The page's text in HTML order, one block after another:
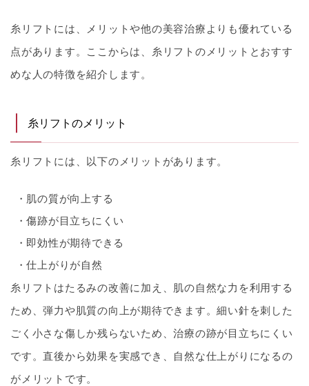
糸リフトには、メリットや他の美容治療よりも優れている
点があります。ここからは、糸リフトのメリットとおすす
めな人の特徴を紹介します。
糸リフトのメリット
糸リフトには、以下のメリットがあります。
肌の質が向上する
傷跡が目立ちにくい
即効性が期待できる
仕上がりが自然
糸リフトはたるみの改善に加え、肌の自然な力を利用する
ため、弾力や肌質の向上が期待できます。細い針を刺した
ごく小さな傷しか残らないため、治療の跡が目立ちにくい
です。直後から効果を実感でき、自然な仕上がりになるの
がメリットです。